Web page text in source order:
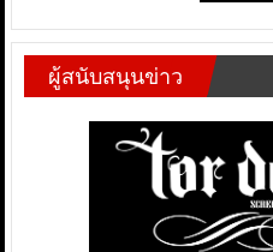
ผู้สนับสนุนข่าว